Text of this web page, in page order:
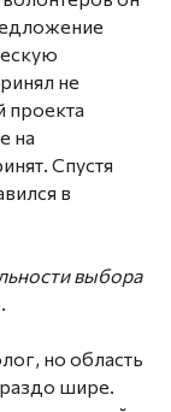
не
проекта
на
Спустя
в
выбора
но область
шире.